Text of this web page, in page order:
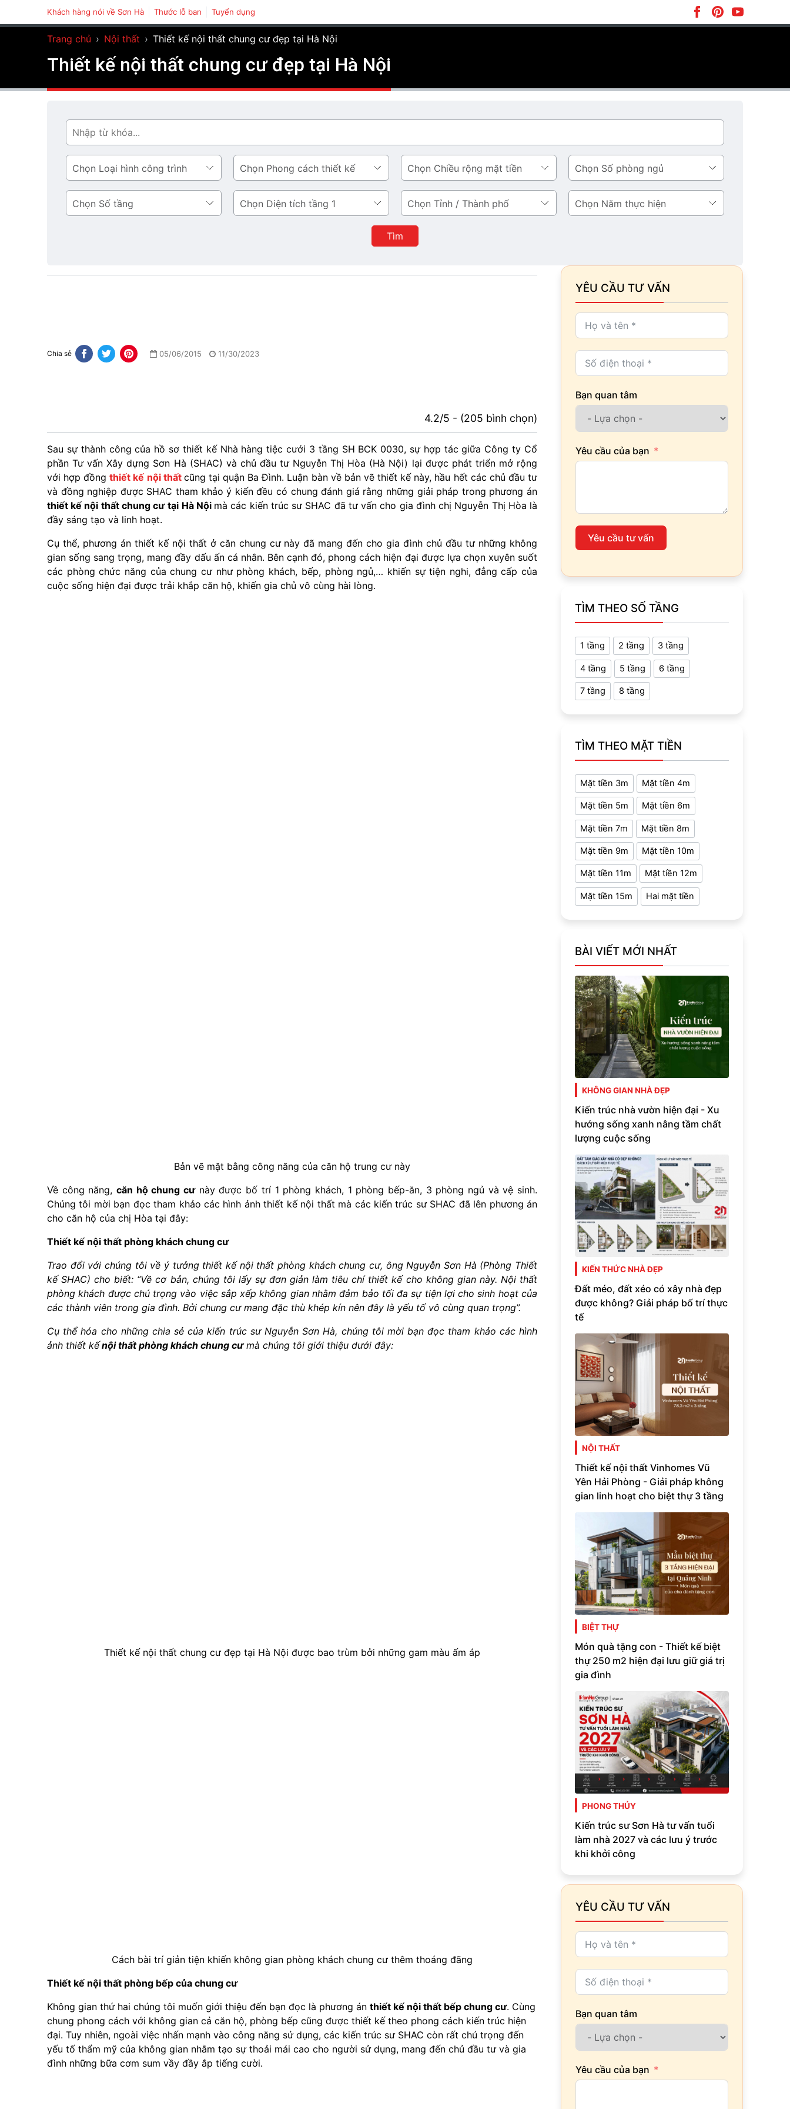
Khách hàng nói về Sơn Hà Thước lỗ ban Tuyển dụng
Trang chủ › Nội thất › Thiết kế nội thất chung cư đẹp tại Hà Nội
Thiết kế nội thất chung cư đẹp tại Hà Nội
Tìm
Loại
hình
công
trình
Phong
cách
thiết
kế
Chiều
rộng
mặt
tiền
Số
phòng
ngủ
Số
tầng
Diện
tích
Tỉnh
/
Thành
phố
Năm
thực
Tìm
Chia sẻ 05/06/2015 11/30/2023
4.2/5 - (205 bình chọn)
Sau sự thành công của hồ sơ thiết kế Nhà hàng tiệc cưới 3 tầng SH BCK 0030, sự hợp tác giữa Công ty Cổ
phần Tư vấn Xây dựng Sơn Hà (SHAC) và chủ đầu tư Nguyễn Thị Hòa (Hà Nội) lại được phát triển mở rộng
với hợp đồngthiết kế nội thất cũng tại quận Ba Đình. Luận bàn về bản vẽ thiết kế này, hầu hết các chủ đầu tư
và đồng nghiệp được SHAC tham khảo ý kiến đều có chung đánh giá rằng những giải pháp trong phương án
thiết kế nội thất chung cư tại Hà Nội mà các kiến trúc sư SHAC đã tư vấn cho gia đình chị Nguyễn Thị Hòa là
đầy sáng tạo và linh hoạt.
Cụ thể, phương án thiết kế nội thất ở căn chung cư này đã mang đến cho gia đình chủ đầu tư những không
gian sống sang trọng, mang đầy dấu ấn cá nhân. Bên cạnh đó, phong cách hiện đại được lựa chọn xuyên suốt
các phòng chức năng của chung cư như phòng khách, bếp, phòng ngủ,… khiến sự tiện nghi, đẳng cấp của
cuộc sống hiện đại được trải khắp căn hộ, khiến gia chủ vô cùng hài lòng.
Bản vẽ mặt bằng công năng của căn hộ trung cư này
Về công năng,căn hộ chung cưnày được bố trí 1 phòng khách, 1 phòng bếp-ăn, 3 phòng ngủ và vệ sinh.
Chúng tôi mời bạn đọc tham khảo các hình ảnh thiết kế nội thất mà các kiến trúc sư SHAC đã lên phương án
cho căn hộ của chị Hòa tại đây:
Thiết kế nội thất phòng khách chung cư
Trao đổi với chúng tôi về ý tưởng thiết kế nội thất phòng khách chung cư, ông Nguyễn Sơn Hà (Phòng Thiết
kế SHAC) cho biết: “Về cơ bản, chúng tôi lấy sự đơn giản làm tiêu chí thiết kế cho không gian này. Nội thất
phòng khách được chú trọng vào việc sắp xếp không gian nhằm đảm bảo tối đa sự tiện lợi cho sinh hoạt của
các thành viên trong gia đình. Bởi chung cư mang đặc thù khép kín nên đây là yếu tố vô cùng quan trọng”.
Cụ thể hóa cho những chia sẻ của kiến trúc sư Nguyễn Sơn Hà, chúng tôi mời bạn đọc tham khảo các hình
ảnh thiết kếnội thất phòng khách chung cưmà chúng tôi giới thiệu dưới đây:
Thiết kế nội thất chung cư đẹp tại Hà Nội được bao trùm bởi những gam màu ấm áp
Cách bài trí giản tiện khiến không gian phòng khách chung cư thêm thoáng đãng
Thiết kế nội thất phòng bếp của chung cư
Không gian thứ hai chúng tôi muốn giới thiệu đến bạn đọc là phương án thiết kế nội thất bếp chung cư. Cùng
chung phong cách với không gian cả căn hộ, phòng bếp cũng được thiết kế theo phong cách kiến trúc hiện
đại. Tuy nhiên, ngoài việc nhấn mạnh vào công năng sử dụng, các kiến trúc sư SHAC còn rất chú trọng đến
yếu tố thẩm mỹ của không gian nhằm tạo sự thoải mái cao cho người sử dụng, mang đến chủ đầu tư và gia
đình những bữa cơm sum vầy đầy ắp tiếng cười.
YÊU CẦU TƯ VẤN
Bạn quan tâm
Yêu cầu của bạn
Yêu cầu tư vấn
TÌM THEO SỐ TẦNG
1 tầng 2 tầng 3 tầng
4 tầng 5 tầng 6 tầng
7 tầng 8 tầng
TÌM THEO MẶT TIỀN
Mặt tiền 3m Mặt tiền 4m
Mặt tiền 5m Mặt tiền 6m
Mặt tiền 7m Mặt tiền 8m
Mặt tiền 9m Mặt tiền 10m
Mặt tiền 11m Mặt tiền 12m
Mặt tiền 15m Hai mặt tiền
BÀI VIẾT MỚI NHẤT
KHÔNG GIAN NHÀ ĐẸP
Kiến trúc nhà vườn hiện đại - Xu
hướng sống xanh nâng tầm chất
lượng cuộc sống
KIẾN THỨC NHÀ ĐẸP
Đất méo, đất xéo có xây nhà đẹp
được không? Giải pháp bố trí thực
tế
NỘI THẤT
Thiết kế nội thất Vinhomes Vũ
Yên Hải Phòng - Giải pháp không
gian linh hoạt cho biệt thự 3 tầng
BIỆT THỰ
Món quà tặng con - Thiết kế biệt
thự 250 m2 hiện đại lưu giữ giá trị
gia đình
PHONG THỦY
Kiến trúc sư Sơn Hà tư vấn tuổi
làm nhà 2027 và các lưu ý trước
khi khởi công
YÊU CẦU TƯ VẤN
Bạn quan tâm
Yêu cầu của bạn